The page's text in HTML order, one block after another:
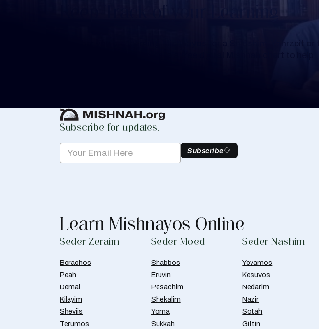
Keep Track of your Learning
Subscribe for updates.
Subscribe
Learn Mishnayos Online
Seder Zeraim
Berachos
Peah
Demai
Kilayim
Sheviis
Terumos
Seder Moed
Shabbos
Eruvin
Pesachim
Shekalim
Yoma
Sukkah
Seder Nashim
Yevamos
Kesuvos
Nedarim
Nazir
Sotah
Gittin